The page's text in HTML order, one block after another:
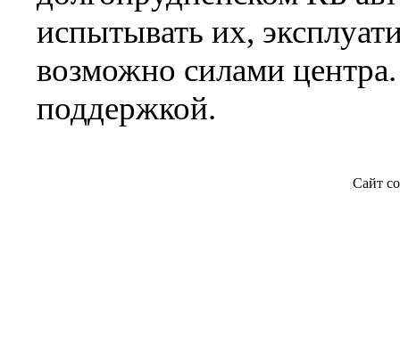
испытывать их,
возможно силами
поддержкой.
Сайт